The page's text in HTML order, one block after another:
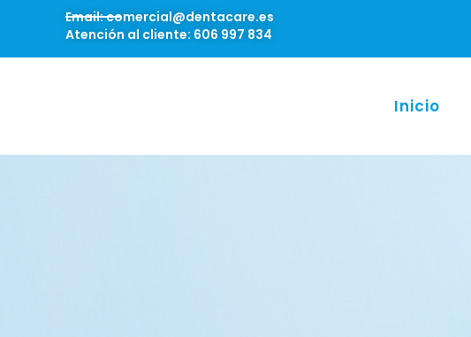
Email: comercial@dentacare.es
Atención al cliente: 606 997 834
Inicio